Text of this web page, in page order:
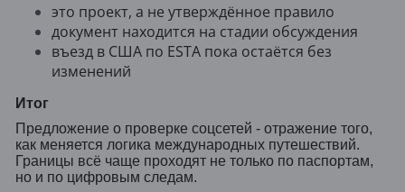
это проект, а не утверждённое правило
документ находится на стадии обсуждения
въезд в США по ESTA пока остаётся без
изменений
Итог
Предложение о проверке соцсетей - отражение того,
как меняется логика международных путешествий.
Границы всё чаще проходят не только по паспортам,
но и по цифровым следам.